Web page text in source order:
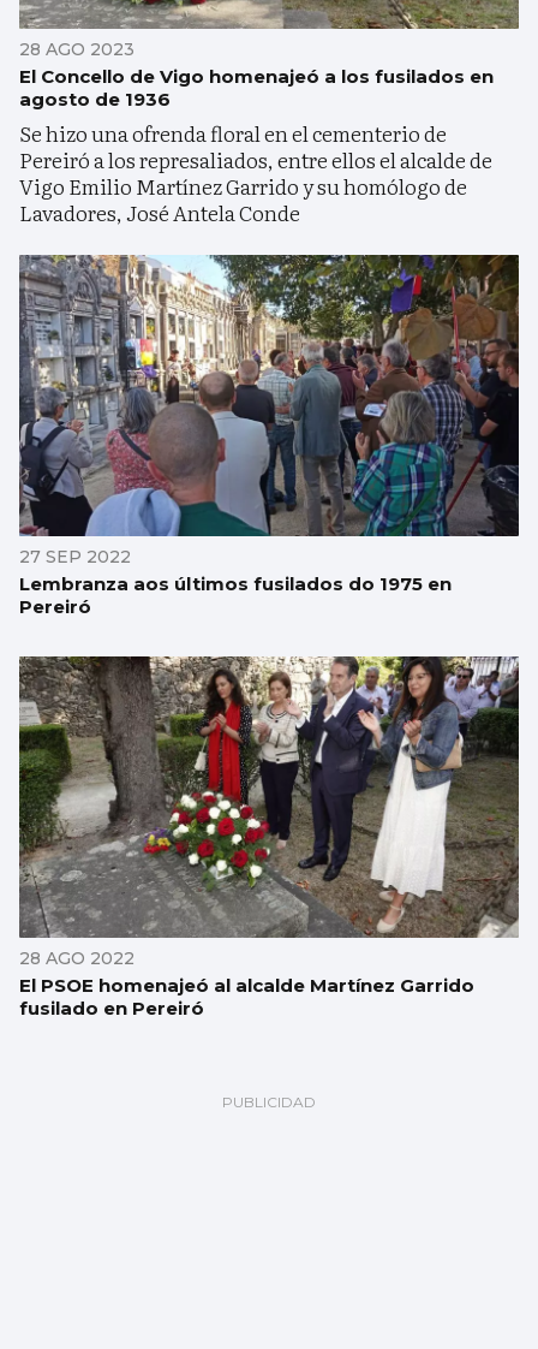
28 AGO 2023
El Concello de Vigo homenajeó a los fusilados en
agosto de 1936
Se hizo una ofrenda floral en el cementerio de
Pereiró a los represaliados, entre ellos el alcalde de
Vigo Emilio Martínez Garrido y su homólogo de
Lavadores, José Antela Conde
27 SEP 2022
Lembranza aos últimos fusilados do 1975 en
Pereiró
28 AGO 2022
El PSOE homenajeó al alcalde Martínez Garrido
fusilado en Pereiró